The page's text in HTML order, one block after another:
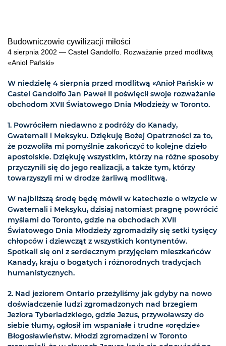
Budowniczowie cywilizacji miłości
4 sierpnia 2002 — Castel Gandolfo. Rozważanie przed modlitwą
«Anioł Pański»
W niedzielę 4 sierpnia przed modlitwą «Anioł Pański» w
Castel Gandolfo Jan Paweł II poświęcił swoje rozważanie
obchodom XVII Światowego Dnia Młodzieży w Toronto.
1. Powróciłem niedawno z podróży do Kanady,
Gwatemali i Meksyku. Dziękuję Bożej Opatrzności za to,
że pozwoliła mi pomyślnie zakończyć to kolejne dzieło
apostolskie. Dziękuję wszystkim, którzy na różne sposoby
przyczynili się do jego realizacji, a także tym, którzy
towarzyszyli mi w drodze żarliwą modlitwą.
W najbliższą środę będę mówił w katechezie o wizycie w
Gwatemali i Meksyku, dzisiaj natomiast pragnę powrócić
myślami do Toronto, gdzie na obchodach XVII
Światowego Dnia Młodzieży zgromadziły się setki tysięcy
chłopców i dziewcząt z wszystkich kontynentów.
Spotkali się oni z serdecznym przyjęciem mieszkańców
Kanady, kraju o bogatych i różnorodnych tradycjach
humanistycznych.
2. Nad jeziorem Ontario przeżyliśmy jak gdyby na nowo
doświadczenie ludzi zgromadzonych nad brzegiem
Jeziora Tyberiadzkiego, gdzie Jezus, przywoławszy do
siebie tłumy, ogłosił im wspaniałe i trudne «orędzie»
Błogosławieństw. Młodzi zgromadzeni w Toronto